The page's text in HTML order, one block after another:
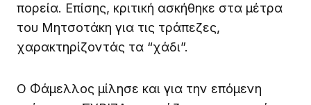
πορεία. Επίσης, κριτική ασκήθηκε στα μέτρα
του Μητσοτάκη για τις τράπεζες,
χαρακτηρίζοντάς τα “χάδι”.
Ο Φάμελλος μίλησε και για την επόμενη